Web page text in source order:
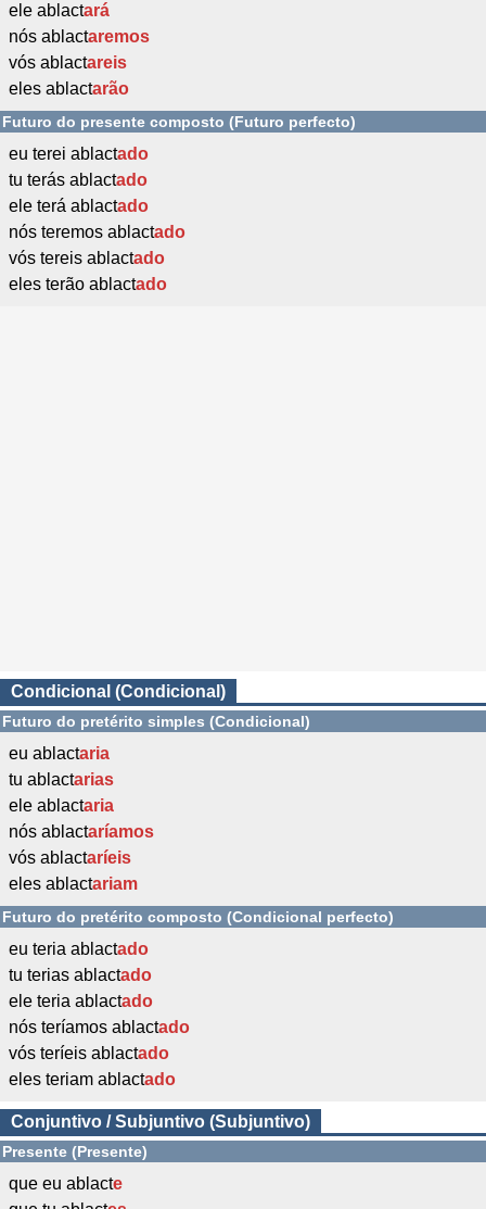
ele ablactará
nós ablactaremos
vós ablactareis
eles ablactarão
Futuro do presente composto (Futuro perfecto)
eu terei ablactado
tu terás ablactado
ele terá ablactado
nós teremos ablactado
vós tereis ablactado
eles terão ablactado
Condicional (Condicional)
Futuro do pretérito simples (Condicional)
eu ablactaria
tu ablactarias
ele ablactaria
nós ablactaríamos
vós ablactaríeis
eles ablactariam
Futuro do pretérito composto (Condicional perfecto)
eu teria ablactado
tu terias ablactado
ele teria ablactado
nós teríamos ablactado
vós teríeis ablactado
eles teriam ablactado
Conjuntivo / Subjuntivo (Subjuntivo)
Presente (Presente)
que eu ablacte